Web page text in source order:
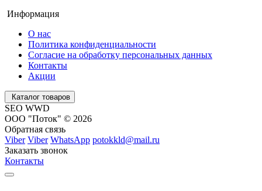
Информация
О нас
Политика конфиденциальности
Согласие на обработку персональных данных
Контакты
Акции
Каталог товаров
SEO WWD
ООО "Поток" © 2026
Обратная связь
Viber Viber WhatsApp potokkld@mail.ru
Заказать звонок
Контакты